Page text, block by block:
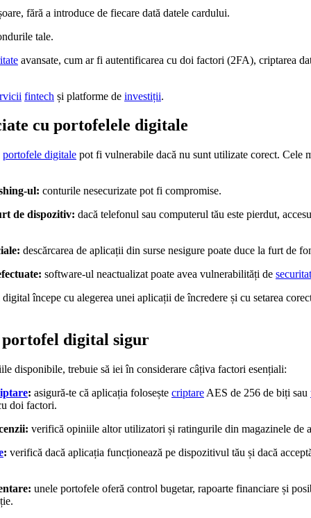
fără a introduce de fiecare dată datele cardului.
tale.
avansate, cum ar fi autentificarea cu doi factori (2FA), criptarea
fintech și platforme de investiții.
cu portofelele digitale
portofele digitale pot fi vulnerabile dacă nu sunt utilizate corect. Cele
ul: conturile nesecurizate pot fi compromise.
de dispozitiv: dacă telefonul sau computerul tău este pierdut,
descărcarea de aplicații din surse nesigure poate duce la furt de
software-ul neactualizat poate avea vulnerabilități de
începe cu alegerea unei aplicații de încredere și cu setarea
digital sigur
disponibile, trebuie să iei în considerare câțiva factori esențiali:
: asigură-te că aplicația folosește criptare AES de 256 de biți sau
doi factori.
verifică opiniile altor utilizatori și ratingurile din magazinele de
: verifică dacă aplicația funcționează pe dispozitivul tău și dacă
unele portofele oferă control bugetar, rapoarte financiare și